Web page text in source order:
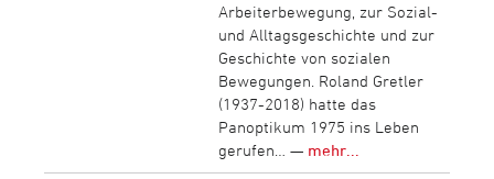
Arbeiterbewegung, zur Sozial-
und Alltagsgeschichte und zur
Geschichte von sozialen
Bewegungen. Roland Gretler
(1937-2018) hatte das
Panoptikum 1975 ins Leben
gerufen… — mehr...